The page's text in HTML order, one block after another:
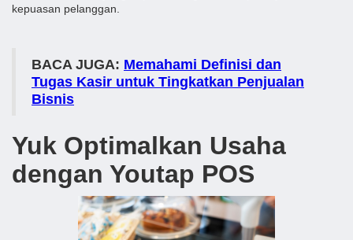
kepuasan pelanggan.
BACA JUGA: Memahami Definisi dan
Tugas Kasir untuk Tingkatkan Penjualan
Bisnis
Yuk Optimalkan Usaha
dengan Youtap POS